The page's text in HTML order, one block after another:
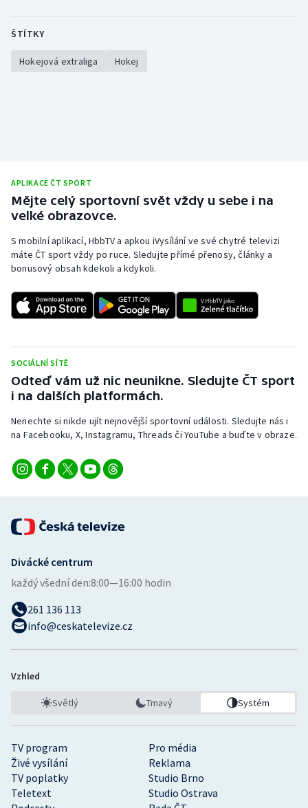
ŠTÍTKY
Hokejová extraliga Hokej
APLIKACE ČT SPORT
Mějte celý sportovní svět vždy u sebe i na
velké obrazovce.
S mobilní aplikací, HbbTV a apkou iVysílání ve své chytré televizi
máte ČT sport vždy po ruce. Sledujte přímé přenosy, články a
bonusový obsah kdekoli a kdykoli.
SOCIÁLNÍ SÍTĚ
Odteď vám už nic neunikne. Sledujte ČT sport
i na dalších platformách.
Nenechte si nikde ujít nejnovější sportovní události. Sledujte nás i
na Facebooku, X, Instagramu, Threads či YouTube a buďte v obraze.
TV program
Pro média
Živé vysílání
Reklama
TV poplatky
Studio Brno
Teletext
Studio Ostrava
Divácké centrum
každý všední den:8:00—16:00 hodin
261 136 113
info@ceskatelevize.cz
Vzhled
Světlý Tmavý Systém